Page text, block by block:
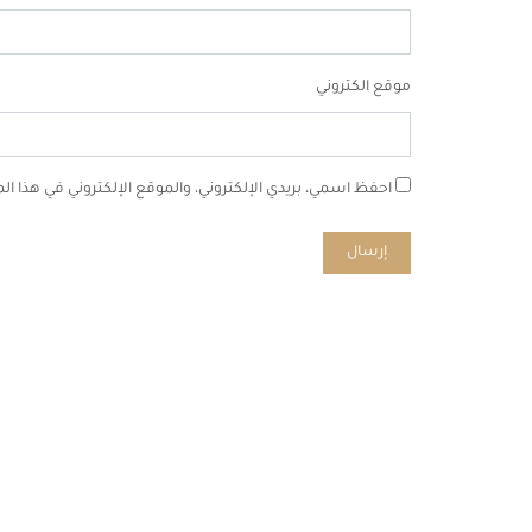
موقع الكتروني
احفظ اسمي، بريدي الإلكتروني، والموقع الإلكتروني في